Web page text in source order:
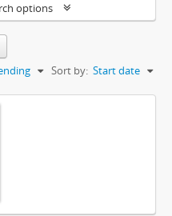
options
Sort by: Start date